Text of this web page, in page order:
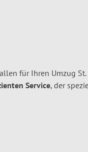
für Ihren Umzug
Service, der